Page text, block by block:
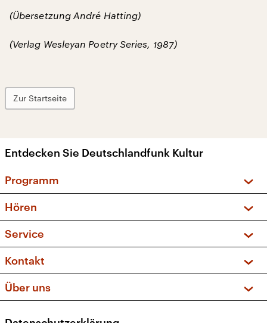
(Übersetzung André Hatting)
(Verlag Wesleyan Poetry Series, 1987)
Zur Startseite
Entdecken Sie Deutschlandfunk Kultur
Programm
Sendungen und Podcasts
Musikliste
Kakadu – Das Kinderprogramm
Hören
Frequenzen (UKW + DAB+)
Service
FAQ
Apps
Newsletter
Kontakt
Social Media
Über uns